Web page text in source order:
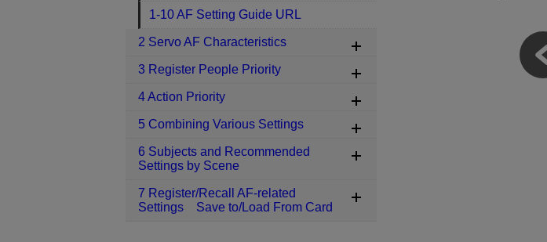
1-10 AF Setting Guide URL
2 Servo AF Characteristics
3 Register People Priority
4 Action Priority
5 Combining Various Settings
6 Subjects and Recommended
Settings by Scene
7 Register/Recall AF-related
Settings Save to/Load From Card